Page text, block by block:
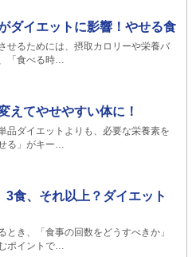
ダイエットに影響！やせる食
せるためには、摂取カロリーや栄養バ
「食べる時…
えてやせやすい体に！
品ダイエットよりも、必要な栄養素を
る」がキー…
3食、それ以上？ダイエット
とき、「食事の回数をどうすべきか」
ポイントで…